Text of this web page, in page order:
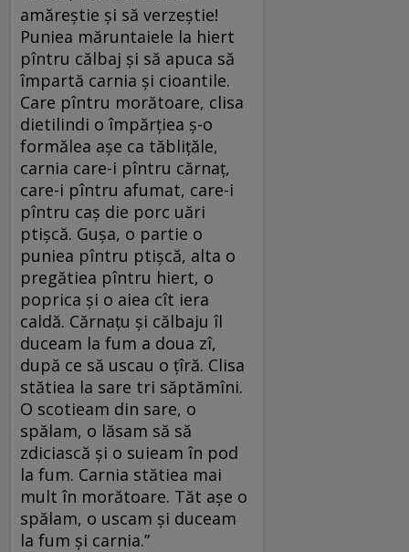
amăreștie și să verzeștie!
Puniea măruntaiele la hiert
pîntru călbaj și să apuca să
împartă carnia și cioantile.
Care pîntru morătoare, clisa
dietilindi o împărțiea ș-o
formălea așe ca tăblițăle,
carnia care-i pîntru cărnaț,
care-i pîntru afumat, care-i
pîntru caș die porc uări
ptișcă. Gușa, o partie o
puniea pîntru ptișcă, alta o
pregătiea pîntru hiert, o
poprica și o aiea cît iera
caldă. Cărnațu și călbaju îl
duceam la fum a doua zî,
după ce să uscau o țîră. Clisa
stătiea la sare tri săptămîni.
O scotieam din sare, o
spălam, o lăsam să să
zdiciască și o suieam în pod
la fum. Carnia stătiea mai
mult în morătoare. Tăt așe o
spălam, o uscam și duceam
la fum și carnia.”